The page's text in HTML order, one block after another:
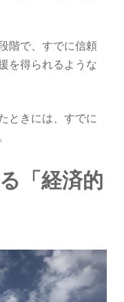
階で、すでに信頼
を得られるような
ときには、すでに
「経済的